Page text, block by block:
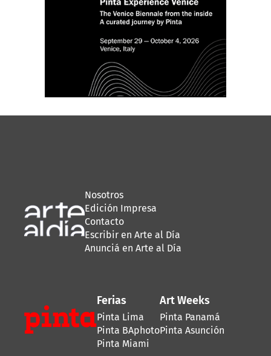
Nosotros
Edición Impresa
Contacto
Escribir en Arte al Día
Anunciá en Arte al Día
Ferias
Pinta Lima
Pinta BAphoto
Pinta Miami
Art Weeks
Pinta Panamá
Pinta Asunción